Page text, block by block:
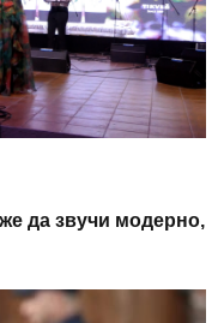
да звучи модерно,